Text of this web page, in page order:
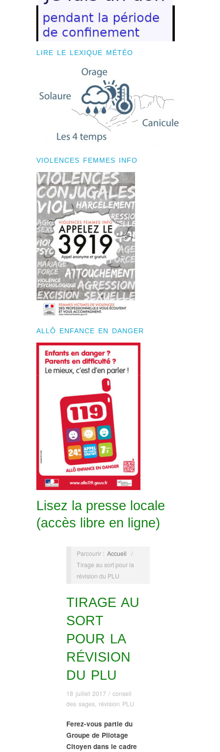
LIRE LE LEXIQUE MÉTÉO
VIOLENCES FEMMES INFO
ALLÔ ENFANCE EN DANGER
Lisez la presse locale
(accès libre en ligne)
Parcourir : Accueil /
Tirage au sort pour la
révision du PLU
TIRAGE AU
SORT
POUR LA
RÉVISION
DU PLU
18 juillet 2017/ conseil
des sages, révision PLU
Ferez-vous partie du
Groupe de Pilotage
Citoyen dans le cadre